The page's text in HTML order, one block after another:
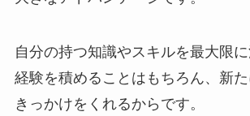
自分の持つ知識やスキルを最大限
経験を積めることはもちろん、新
きっかけをくれるからです。